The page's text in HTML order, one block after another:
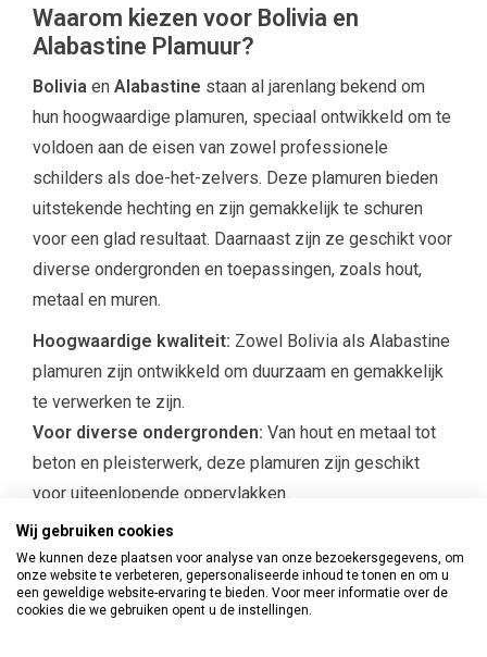
Waarom kiezen voor Bolivia en
Alabastine Plamuur?
Bolivia en Alabastine staan al jarenlang bekend om
hun hoogwaardige plamuren, speciaal ontwikkeld om te
voldoen aan de eisen van zowel professionele
schilders als doe-het-zelvers. Deze plamuren bieden
uitstekende hechting en zijn gemakkelijk te schuren
voor een glad resultaat. Daarnaast zijn ze geschikt voor
diverse ondergronden en toepassingen, zoals hout,
metaal en muren.
Hoogwaardige kwaliteit: Zowel Bolivia als Alabastine
plamuren zijn ontwikkeld om duurzaam en gemakkelijk
te verwerken te zijn.
Voor diverse ondergronden: Van hout en metaal tot
beton en pleisterwerk, deze plamuren zijn geschikt
voor uiteenlopende oppervlakken.
Sneldrogend en eenvoudig aan te brengen:
plamuren zijn snel droog, eenvoudig te schuren en
ideaal voor het repareren van kleine en grote
beschadigingen.
Wij gebruiken cookies
We kunnen deze plaatsen voor analyse van onze bezoekersgegevens, om
onze website te verbeteren, gepersonaliseerde inhoud te tonen en om u
een geweldige website-ervaring te bieden. Voor meer informatie over de
cookies die we gebruiken opent u de instellingen.